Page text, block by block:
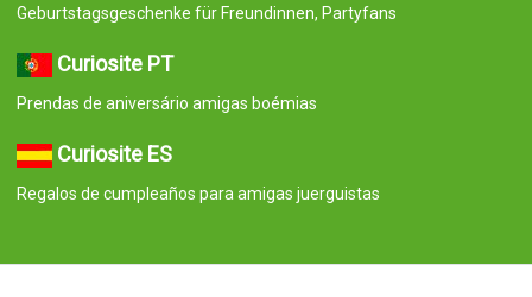
Geburtstagsgeschenke für Freundinnen, Partyfans
Curiosite PT
Prendas de aniversário amigas boémias
Curiosite ES
Regalos de cumpleaños para amigas juerguistas